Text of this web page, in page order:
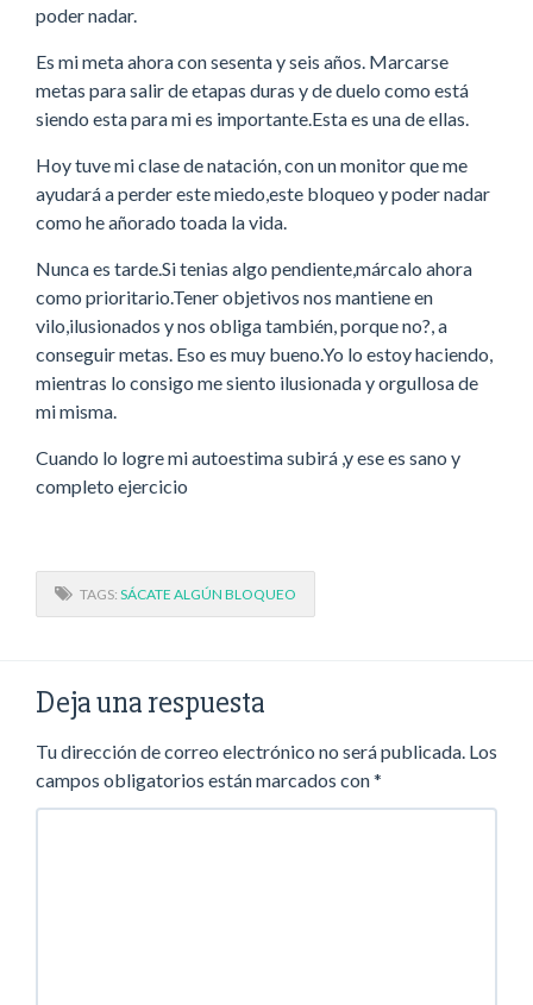
poder nadar.
Es mi meta ahora con sesenta y seis años. Marcarse
metas para salir de etapas duras y de duelo como está
siendo esta para mi es importante.Esta es una de ellas.
Hoy tuve mi clase de natación, con un monitor que me
ayudará a perder este miedo,este bloqueo y poder nadar
como he añorado toada la vida.
Nunca es tarde.Si tenias algo pendiente,márcalo ahora
como prioritario.Tener objetivos nos mantiene en
vilo,ilusionados y nos obliga también, porque no?, a
conseguir metas. Eso es muy bueno.Yo lo estoy haciendo,
mientras lo consigo me siento ilusionada y orgullosa de
mi misma.
Cuando lo logre mi autoestima subirá ,y ese es sano y
completo ejercicio
TAGS: SÁCATE ALGÚN BLOQUEO
Deja una respuesta
Tu dirección de correo electrónico no será publicada. Los
campos obligatorios están marcados con*